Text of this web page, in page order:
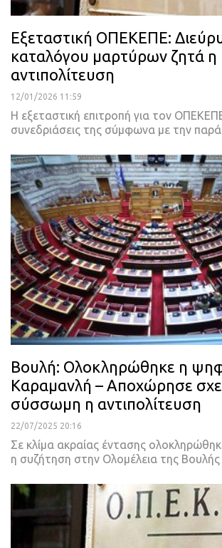
Εξεταστική ΟΠΕΚΕΠΕ:
καταλόγου μαρτύρων ζητά η
αντιπολίτευση
12/01/2026 11:59
Η εξεταστική επιτροπή για τον ΟΠΕΚΕΠΕ
συνεδριάσεις της σύμφωνα με την
Βουλή: Ολοκληρώθηκε η
Καραμανλή – Αποχώρησε
σύσσωμη η αντιπολίτευση
22/07/2025 20:16
Σε κλίμα ακραίας έντασης
η συζήτηση στην Ολομέλεια της